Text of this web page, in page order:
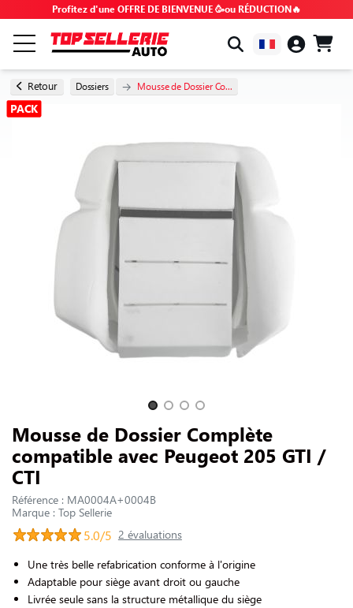
Profitez d'une OFFRE DE BIENVENUE 🥳ou RÉDUCTION🔥
PAR MARQUE & MODÈLE
BONS PLANS
CODES PROMO
CONSEILS & TUTOS
NOUS CONTACTER
Retour Dossiers Mousse de Dossier Co...
PACK
Mousse de Dossier Complète
compatible avec Peugeot 205 GTI /
CTI
Référence : MA0004A+0004B
Marque : Top Sellerie
5.0/5 2 évaluations
Une très belle refabrication conforme à l'origine
Adaptable pour siège avant droit ou gauche
Livrée seule sans la structure métallique du siège